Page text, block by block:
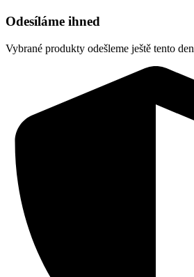
Odesíláme ihned
Vybrané produkty odešleme ještě tento den